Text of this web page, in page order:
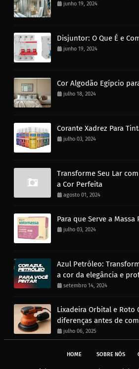
junho 19, 2024
Disjuntor: O Que É e
junho 19, 2024
Cor Algodão Egípcio
julho 18, 2024
Corante Xadrez Para
julho 03, 2024
Transforme Seu Lar
a Cor Perfeita
agosto 01, 2024
Para que Serve a Massa
julho 03, 2024
Azul Petróleo:
a cor da elegância e
setembro 14, 2024
Lixadeira Orbital e Roto
diferenças antes de
julho 06, 2025
HOME SOBRE NÓS